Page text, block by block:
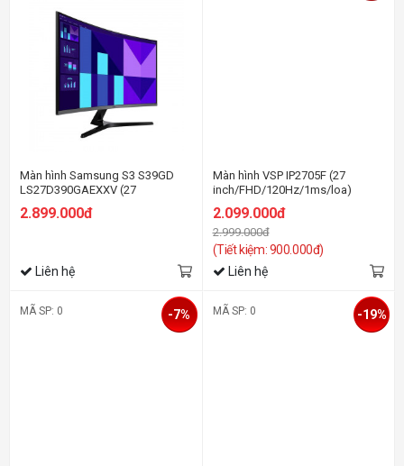
Màn hình Samsung S3 S39GD
LS27D390GAEXXV (27
2.899.000đ
Liên hệ
Màn hình VSP IP2705F (27
inch/FHD/120Hz/1ms/loa)
2.099.000đ
2.999.000đ
(Tiết kiệm: 900.000đ)
Liên hệ
MÃ SP: 0 -7% MÃ SP: 0 -19%